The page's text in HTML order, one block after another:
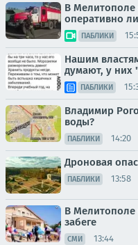
В Мелитополе
оперативно
ПАБЛИКИ
Нашим
думают, у них
ПАБЛИКИ
Владимир
воды?
ПАБЛИКИ 14:20
Дроновая
ПАБЛИКИ 13:58
В Мелитополе
забеге
СМИ 13:44